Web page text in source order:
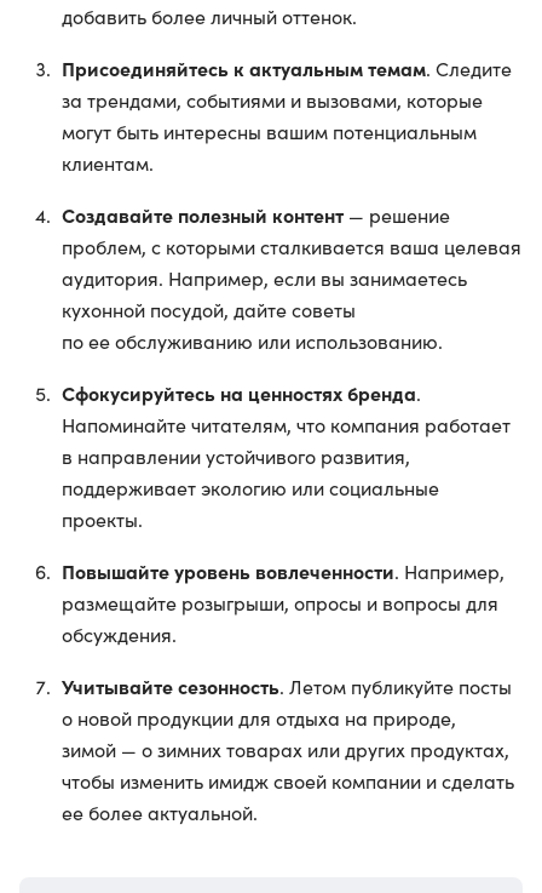
добавить более личный оттенок.
Присоединяйтесь к актуальным темам. Следите
за трендами, событиями и вызовами, которые
могут быть интересны вашим потенциальным
клиентам.
Создавайте полезный контент — решение
проблем, с которыми сталкивается ваша целевая
аудитория. Например, если вы занимаетесь
кухонной посудой, дайте советы
по ее обслуживанию или использованию.
Сфокусируйтесь на ценностях бренда.
Напоминайте читателям, что компания работает
в направлении устойчивого развития,
поддерживает экологию или социальные
проекты.
Повышайте уровень вовлеченности. Например,
размещайте розыгрыши, опросы и вопросы для
обсуждения.
Учитывайте сезонность. Летом публикуйте посты
о новой продукции для отдыха на природе,
зимой — о зимних товарах или других продуктах,
чтобы изменить имидж своей компании и сделать
ее более актуальной.